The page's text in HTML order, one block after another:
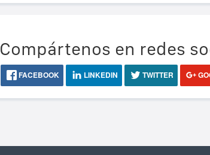
Compártenos en redes
FACEBOOK LINKEDIN TWITTER